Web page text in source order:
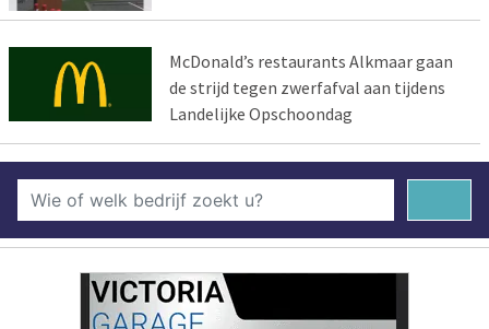
McDonald’s restaurants Alkmaar gaan
de strijd tegen zwerfafval aan tijdens
Landelijke Opschoondag